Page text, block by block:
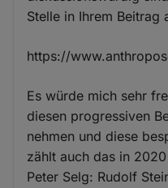
Stelle in Ihrem Beitrag
https://
Es würde mich sehr
diesen progressiven
nehmen und diese
zählt auch das in
Peter Selg: Rudolf